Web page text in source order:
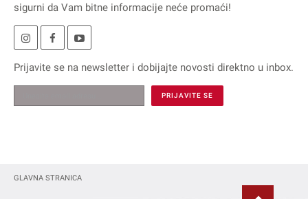
sigurni da Vam bitne informacije neće promaći!
Prijavite se na newsletter i dobijajte novosti direktno u inbox.
GLAVNA STRANICA